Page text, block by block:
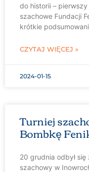
do historii – pierwszy
szachowe Fundacji
krótkie
CZYTAJ WIĘCEJ »
2024-01-15
Turniej
Bombkę
20 grudnia odbył
szachowy w